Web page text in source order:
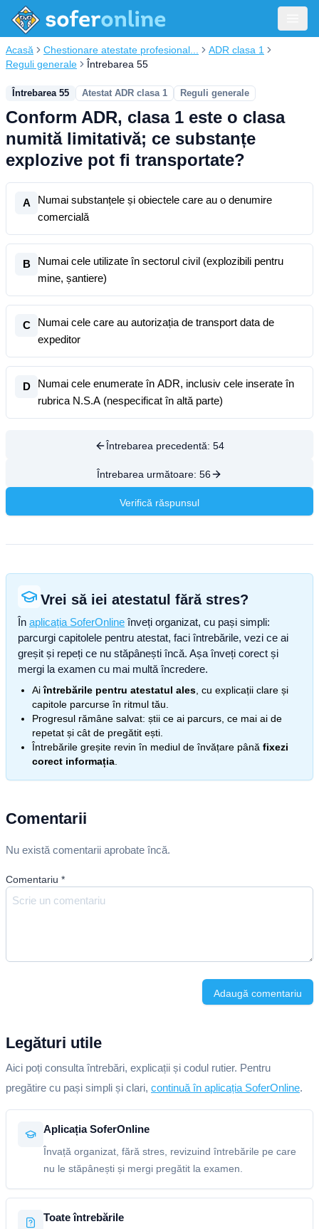
Acasă Chestionare atestate profesional...
ADR clasa 1
Reguli generale
Întrebarea 55
Întrebarea 55 Atestat ADR clasa 1 Reguli generale
Conform ADR, clasa 1 este o clasa
numită limitativă; ce substanțe
explozive pot fi transportate?
A
Numai substanțele și obiectele care au o denumire
comercială
B
Numai cele utilizate în sectorul civil (explozibili pentru
mine, șantiere)
C
Numai cele care au autorizația de transport data de
expeditor
D
Numai cele enumerate în ADR, inclusiv cele inserate în
rubrica N.S.A (nespecificat în altă parte)
Întrebarea precedentă: 54
Întrebarea următoare: 56
Verifică răspunsul
Vrei să iei atestatul fără stres?
În aplicația SoferOnline înveți organizat, cu pași simpli:
parcurgi capitolele pentru atestat, faci întrebările, vezi ce ai
greșit și repeți ce nu stăpânești încă. Așa înveți corect și
mergi la examen cu mai multă încredere.
Aiîntrebările pentru atestatul ales , cu explicații clare și
capitole parcurse în ritmul tău.
Progresul rămâne salvat: știi ce ai parcurs, ce mai ai de
repetat și cât de pregătit ești.
Întrebările greșite revin în mediul de învățare până fixezi
corect informația
Comentarii
Nu există comentarii aprobate încă.
Comentariu *
Adaugă comentariu
Legături utile
Aici poți consulta întrebări, explicații și codul rutier. Pentru
pregătire cu pași simpli și clari, continuă în aplicația SoferOnline.
Aplicația SoferOnline
Învață organizat, fără stres, revizuind întrebările pe care
nu le stăpânești și mergi pregătit la examen.
Toate întrebările